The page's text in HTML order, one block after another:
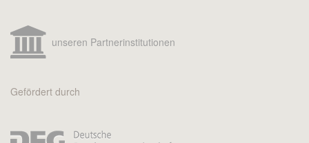
unseren Partnerinstitutionen
Gefördert durch